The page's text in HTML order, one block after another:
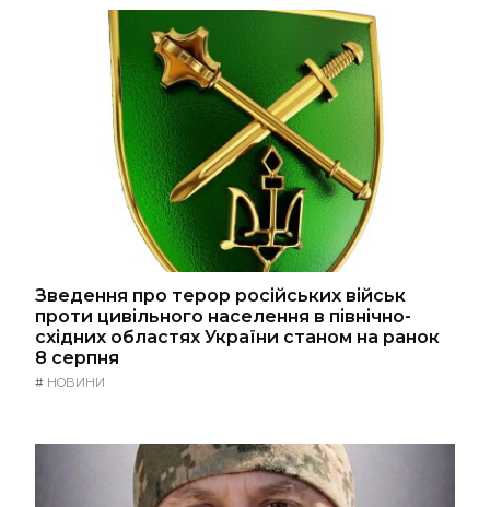
Зведення про терор російських військ
проти цивільного населення в північно-
східних областях України станом на ранок
8 серпня
# НОВИНИ